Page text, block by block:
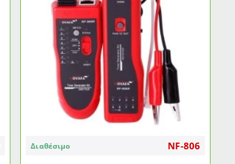
480V(3
ΦΑΣΕΙΣ
Διαθέσιμο NF-806